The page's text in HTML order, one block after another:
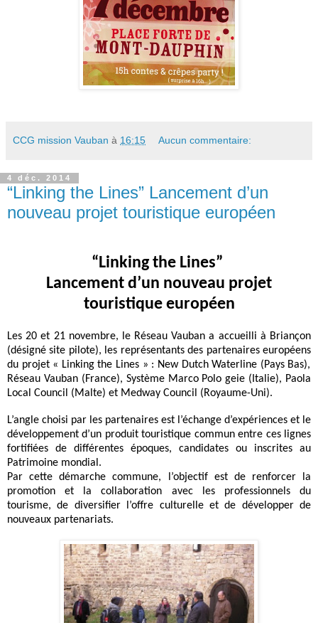
CCG mission Vauban à 16:15 Aucun commentaire:
4 déc. 2014
“Linking the Lines” Lancement d’un
nouveau projet touristique européen
“Linking the Lines”
Lancement d’un nouveau projet
touristique européen
Les 20 et 21 novembre, le Réseau Vauban a accueilli à Briançon
(désigné site pilote), les représentants des partenaires européens
du projet « Linking the Lines » : New Dutch Waterline (Pays Bas),
Réseau Vauban (France), Système Marco Polo geie (Italie), Paola
Local Council (Malte) et Medway Council (Royaume-Uni).
L’angle choisi par les partenaires est l’échange d’expériences et le
développement d’un produit touristique commun entre ces lignes
fortifiées de différentes époques, candidates ou inscrites au
Patrimoine mondial.
Par cette démarche commune, l’objectif est de renforcer la
promotion et la collaboration avec les professionnels du
tourisme, de diversifier l’offre culturelle et de développer de
nouveaux partenariats.